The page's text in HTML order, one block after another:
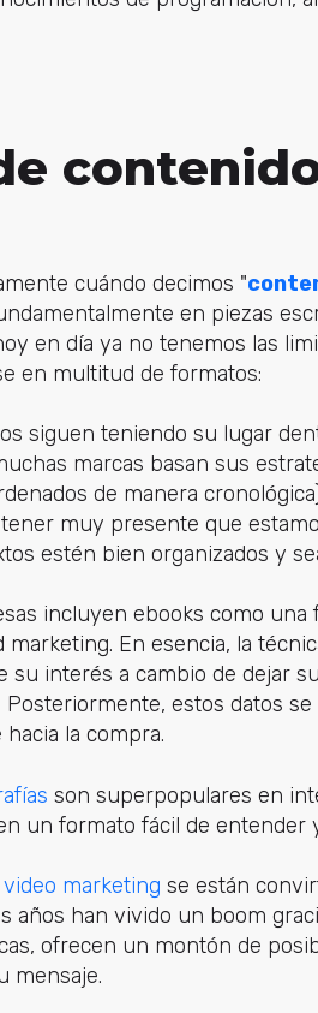
cuándo decimos "
en piezas
en día ya no tenemos las
en multitud de formatos:
siguen teniendo su lugar
marcas basan sus
de manera
muy presente que
estén bien organizados y
incluyen ebooks como
En esencia, la
su interés a cambio de dejar
estos datos
la compra.
son superpopulares en
un formato fácil de entender
video marketing se están
años han vivido un boom
ofrecen un montón de
mensaje.